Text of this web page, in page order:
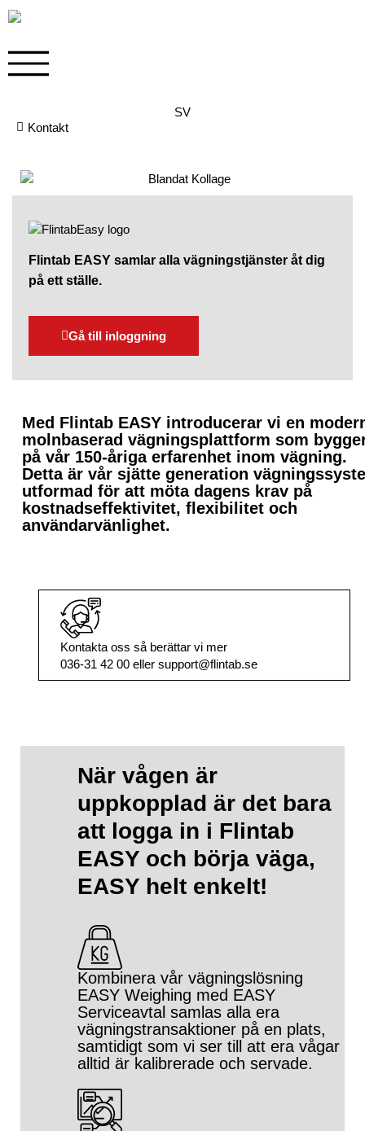
SV
Kontakt
Flintab EASY samlar alla vägningstjänster åt dig
på ett ställe.
Gå till inloggning
Med Flintab EASY introducerar vi en
molnbaserad vägningsplattform som
på vår 150-åriga erfarenhet inom vägning.
Detta är vår sjätte generation
utformad för att möta dagens krav på
kostnadseffektivitet, flexibilitet och
användarvänlighet.
Kontakta oss så berättar vi mer
036-31 42 00 eller support@flintab.se
När vågen är
uppkopplad är det bara
att logga in i Flintab
EASY och börja väga,
EASY helt enkelt!
Kombinera vår vägningslösning
EASY Weighing med EASY
Serviceavtal samlas alla era
vägningstransaktioner på en plats,
samtidigt som vi ser till att era vågar
alltid är kalibrerade och servade.